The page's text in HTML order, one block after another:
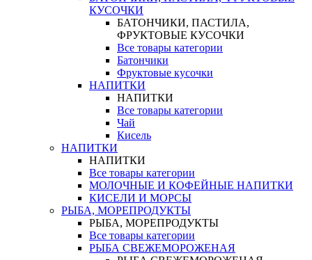
КУСОЧКИ
БАТОНЧИКИ, ПАСТИЛА,
ФРУКТОВЫЕ КУСОЧКИ
Все товары категории
Батончики
Фруктовые кусочки
НАПИТКИ
НАПИТКИ
Все товары категории
Чай
Кисель
НАПИТКИ
НАПИТКИ
Все товары категории
МОЛОЧНЫЕ И КОФЕЙНЫЕ НАПИТКИ
КИСЕЛИ И МОРСЫ
РЫБА, МОРЕПРОДУКТЫ
РЫБА, МОРЕПРОДУКТЫ
Все товары категории
РЫБА СВЕЖЕМОРОЖЕНАЯ